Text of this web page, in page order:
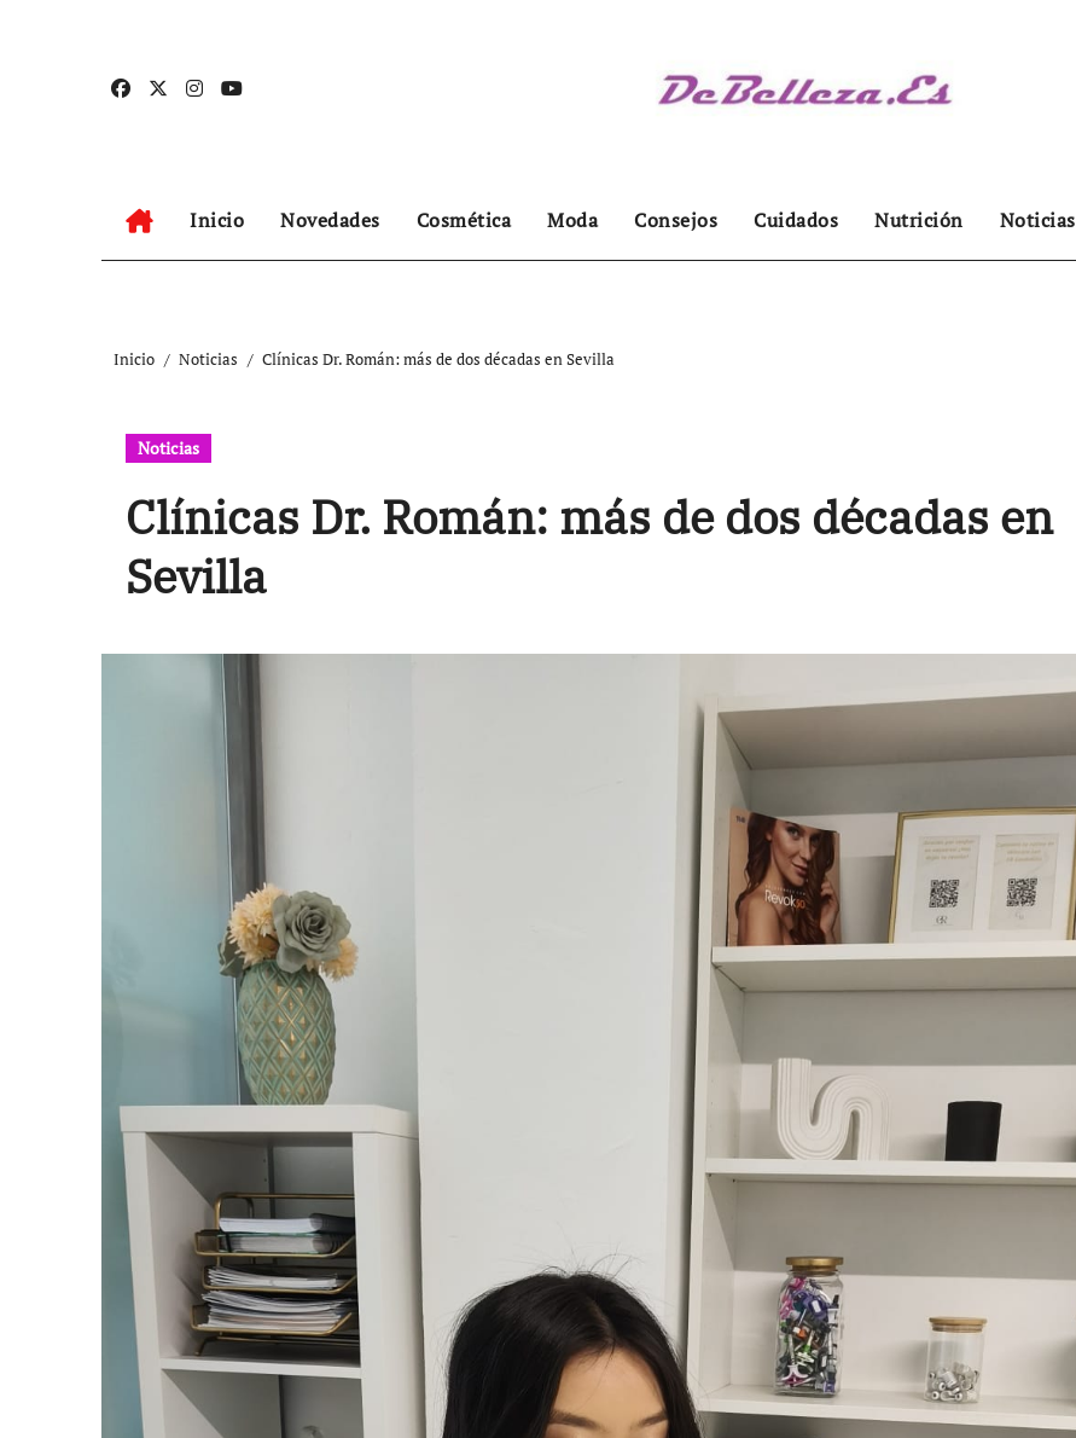
Inicio Novedades Cosmética Moda Consejos Cuidados Nutrición Noticias
Inicio Noticias Clínicas Dr. Román: más de dos décadas en Sevilla
Noticias
Clínicas Dr. Román: más de dos décadas en
Sevilla